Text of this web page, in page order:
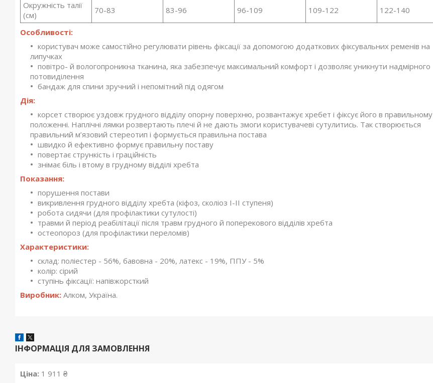
Окружність талії
(см)
70-83 83-96 96-109 109-122 122-140
Особливості:
користувач може самостійно регулювати рівень фіксації за допомогою додаткових фіксувальних ременів на
липучках
повітро- й вологопроникна тканина, яка забезпечує максимальний комфорт і дозволяє уникнути надмірного
потовиділення
бандаж для спини зручний і непомітний під одягом
Дія:
корсет створює уздовж грудного відділу опорну поверхню, розвантажує хребет і фіксує його в правильному
положенні. Наплічні лямки розвертають плечі й не дають змоги користувачеві сутулитись. Так створюється
правильний м’язовий стереотип і формується правильна постава
швидко й ефективно формує правильну поставу
повертає стрункість і граційність
знімає біль і втому в грудному відділі хребта
Показання:
порушення постави
викривлення грудного відділу хребта (кіфоз, сколіоз I-II ступеня)
робота сидячи (для профілактики сутулості)
травми й період реабілітації після травм грудного й поперекового відділів хребта
остеопороз (для профілактики переломів)
Характеристики:
склад: поліестер - 56%, бавовна - 20%, латекс - 19%, ППУ - 5%
колір: сірий
ступінь фіксації: напівжорсткий
Виробник: Алком, Україна.
ІНФОРМАЦІЯ ДЛЯ ЗАМОВЛЕННЯ
Ціна: 1 911 ₴